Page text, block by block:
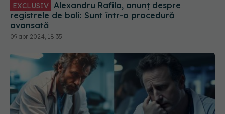
EXCLUSIV
registrele de boli: Sunt într-o procedură
avansată
09 apr 2024, 18:35